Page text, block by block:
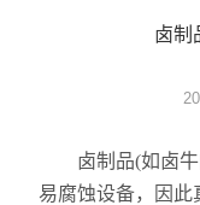
休闲食品真空包
卤制
卤制品(如卤牛
易腐蚀设备，因此